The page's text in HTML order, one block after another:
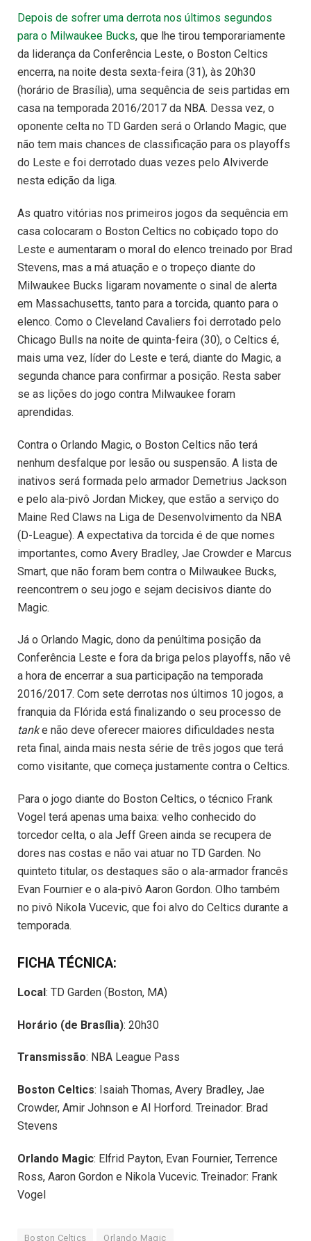
Depois de sofrer uma derrota nos últimos segundos
para o Milwaukee Bucks, que lhe tirou temporariamente
da liderança da Conferência Leste, o Boston Celtics
encerra, na noite desta sexta-feira (31), às 20h30
(horário de Brasília), uma sequência de seis partidas em
casa na temporada 2016/2017 da NBA. Dessa vez, o
oponente celta no TD Garden será o Orlando Magic, que
não tem mais chances de classificação para os playoffs
do Leste e foi derrotado duas vezes pelo Alviverde
nesta edição da liga.
As quatro vitórias nos primeiros jogos da sequência em
casa colocaram o Boston Celtics no cobiçado topo do
Leste e aumentaram o moral do elenco treinado por Brad
Stevens, mas a má atuação e o tropeço diante do
Milwaukee Bucks ligaram novamente o sinal de alerta
em Massachusetts, tanto para a torcida, quanto para o
elenco. Como o Cleveland Cavaliers foi derrotado pelo
Chicago Bulls na noite de quinta-feira (30), o Celtics é,
mais uma vez, líder do Leste e terá, diante do Magic, a
segunda chance para confirmar a posição. Resta saber
se as lições do jogo contra Milwaukee foram
aprendidas.
Contra o Orlando Magic, o Boston Celtics não terá
nenhum desfalque por lesão ou suspensão. A lista de
inativos será formada pelo armador Demetrius Jackson
e pelo ala-pivô Jordan Mickey, que estão a serviço do
Maine Red Claws na Liga de Desenvolvimento da NBA
(D-League). A expectativa da torcida é de que nomes
importantes, como Avery Bradley, Jae Crowder e Marcus
Smart, que não foram bem contra o Milwaukee Bucks,
reencontrem o seu jogo e sejam decisivos diante do
Magic.
Já o Orlando Magic, dono da penúltima posição da
Conferência Leste e fora da briga pelos playoffs, não vê
a hora de encerrar a sua participação na temporada
2016/2017. Com sete derrotas nos últimos 10 jogos, a
franquia da Flórida está finalizando o seu processo de
tanke não deve oferecer maiores dificuldades nesta
reta final, ainda mais nesta série de três jogos que terá
como visitante, que começa justamente contra o Celtics.
Para o jogo diante do Boston Celtics, o técnico Frank
Vogel terá apenas uma baixa: velho conhecido do
torcedor celta, o ala Jeff Green ainda se recupera de
dores nas costas e não vai atuar no TD Garden. No
quinteto titular, os destaques são o ala-armador francês
Evan Fournier e o ala-pivô Aaron Gordon. Olho também
no pivô Nikola Vucevic, que foi alvo do Celtics durante a
temporada.
FICHA TÉCNICA:
Local: TD Garden (Boston, MA)
Horário (de Brasília): 20h30
Transmissão: NBA League Pass
Boston Celtics: Isaiah Thomas, Avery Bradley, Jae
Crowder, Amir Johnson e Al Horford. Treinador: Brad
Stevens
Orlando Magic: Elfrid Payton, Evan Fournier, Terrence
Ross, Aaron Gordon e Nikola Vucevic. Treinador: Frank
Vogel
Boston Celtics Orlando Magic